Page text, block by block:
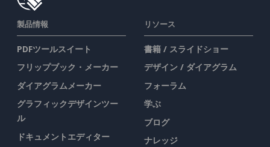
製品情報
PDFツールスイート
フリップブック・メーカー
ダイアグラムメーカー
グラフィックデザインツー
ル
ドキュメントエディター
リソース
書籍 / スライドショー
デザイン / ダイアグラム
フォーラム
学ぶ
ブログ
ナレッジ